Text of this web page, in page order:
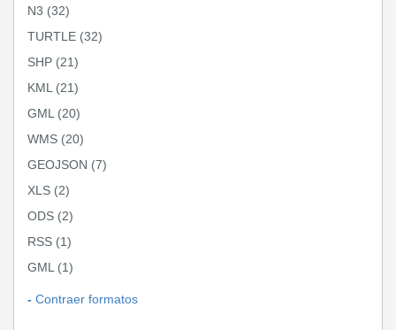
N3 (32)
TURTLE (32)
SHP (21)
KML (21)
GML (20)
WMS (20)
GEOJSON (7)
XLS (2)
ODS (2)
RSS (1)
GML (1)
Contraer formatos